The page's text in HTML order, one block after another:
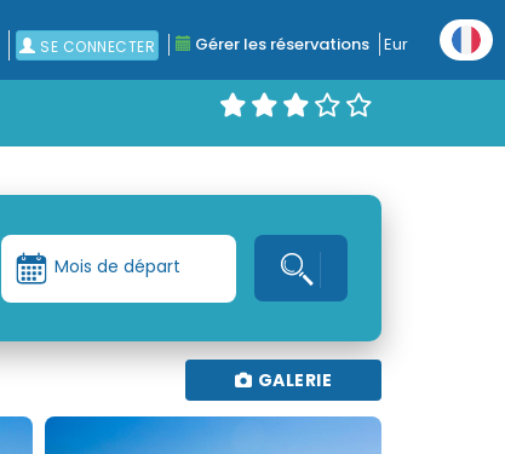
SE CONNECTER Gérer les réservations Eur
Mois de départ
GALERIE